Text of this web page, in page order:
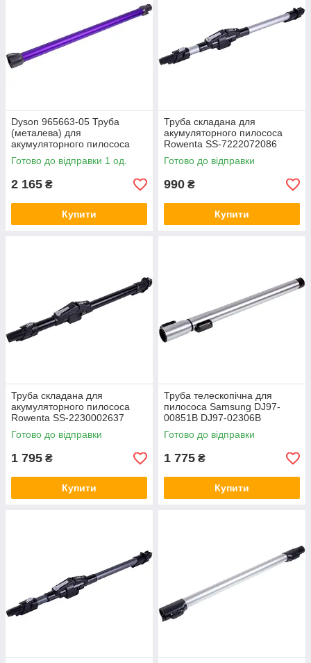
Dyson 965663-05 Труба
(металева) для
акумуляторного пилососа
Готово до відправки 1 од.
2 165 ₴
Купити
Труба складана для
акумуляторного пилососа
Rowenta SS-7222072086
металева сіра+чорна
Готово до відправки
990 ₴
Купити
Труба складана для
акумуляторного пилососа
Rowenta SS-2230002637
металева чорна
Готово до відправки
1 795 ₴
Купити
Труба телескопічна для
пилососа Samsung DJ97-
00851B DJ97-02306B
Готово до відправки
1 775 ₴
Купити